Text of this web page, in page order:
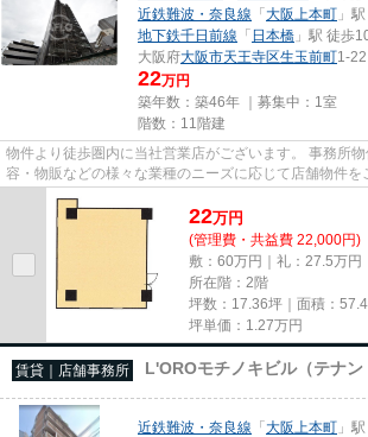
近鉄難波・奈良線 「大阪上本町 」
地下鉄千日前線 「 日本橋 」駅 徒歩
大阪府大阪市天王寺区生玉前町1-22
22万円
築年数：築46年 ｜募集中： 1室
階数：11階建
物件より徒歩圏内に当社営業店がございます。 事務所
容・物販などの様々な業種のニーズに応じて店舗物件を
尚、弊社ではおとり広告は一切...
22万円
(管理費・共益費 22,000円)
敷：60万円｜礼：27.5万円
所在階：2階
坪数：17.36坪｜面積：
坪単価： 1.27万円
賃貸｜店舗事務所 L'OROモチノキビル（テナン
近鉄難波・奈良線 「大阪上本町 」